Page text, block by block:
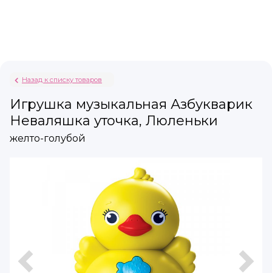
Назад к списку товаров
Игрушка музыкальная Азбукварик
Неваляшка уточка, Люленьки
желто-голубой